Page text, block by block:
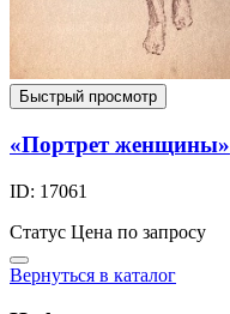
Быстрый просмотр
«Портрет женщины»
ID: 17061
Статус Цена по запросу
Вернуться в каталог